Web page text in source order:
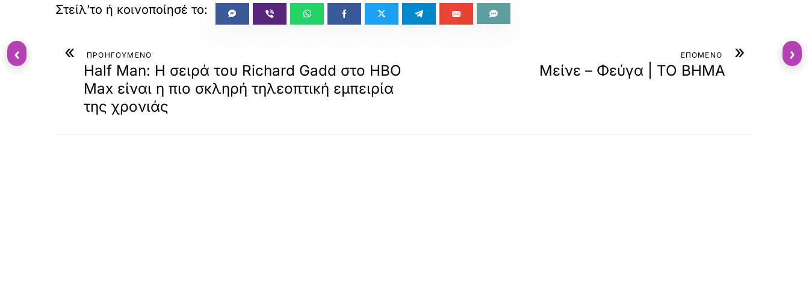
« ΠΡΟΗΓΟΥΜΕΝΟ
Half Man: Η σειρά του Richard Gadd στο ΗΒΟ
Max είναι η πιο σκληρή τηλεοπτική εμπειρία
της χρονιάς
»
ΕΠΟΜΕΝΟ
Μείνε – Φεύγα | ΤΟ ΒΗΜΑ
‹ ›